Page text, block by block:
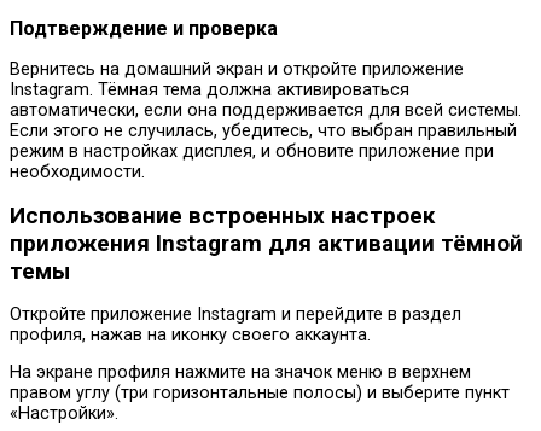
Подтверждение и проверка
Вернитесь на домашний экран и откройте приложение
Instagram. Тёмная тема должна активироваться
автоматически, если она поддерживается для всей системы.
Если этого не случилась, убедитесь, что выбран правильный
режим в настройках дисплея, и обновите приложение при
необходимости.
Использование встроенных настроек
приложения Instagram для активации тёмной
темы
Откройте приложение Instagram и перейдите в раздел
профиля, нажав на иконку своего аккаунта.
На экране профиля нажмите на значок меню в верхнем
правом углу (три горизонтальные полосы) и выберите пункт
«Настройки».